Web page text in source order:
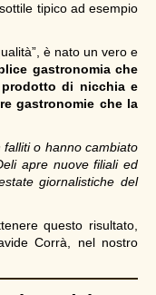
tipico ad esempio
è nato un vero e
gastronomia che
di nicchia e
gastronomie che la
o hanno cambiato
apre nuove filiali ed
giornalistiche del
questo risultato,
Corrà, nel nostro